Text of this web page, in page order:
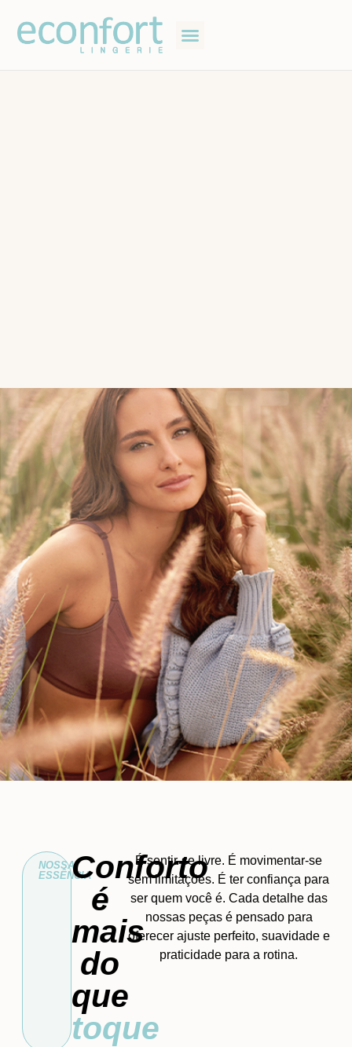
NOSSA
ESSÊNCIAConforto
é
mais
do
que
toque
É sentir-se livre. É movimentar-se
sem limitações. É ter confiança para
ser quem você é. Cada detalhe das
nossas peças é pensado para
oferecer ajuste perfeito, suavidade e
praticidade para a rotina.